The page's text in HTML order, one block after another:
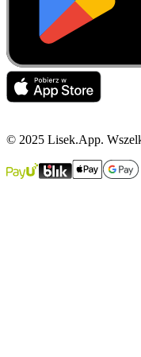
© 2025 Lisek.App.